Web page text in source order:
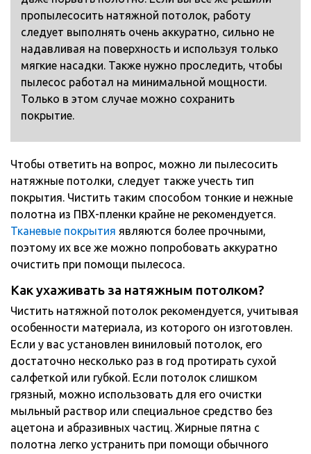
пропылесосить натяжной потолок, работу
следует выполнять очень аккуратно, сильно не
надавливая на поверхность и используя только
мягкие насадки. Также нужно проследить, чтобы
пылесос работал на минимальной мощности.
Только в этом случае можно сохранить
покрытие.
Чтобы ответить на вопрос, можно ли пылесосить
натяжные потолки, следует также учесть тип
покрытия. Чистить таким способом тонкие и нежные
полотна из ПВХ-пленки крайне не рекомендуется.
Тканевые покрытия являются более прочными,
поэтому их все же можно попробовать аккуратно
очистить при помощи пылесоса.
Как ухаживать за натяжным потолком?
Чистить натяжной потолок рекомендуется, учитывая
особенности материала, из которого он изготовлен.
Если у вас установлен виниловый потолок, его
достаточно несколько раз в год протирать сухой
салфеткой или губкой. Если потолок слишком
грязный, можно использовать для его очистки
мыльный раствор или специальное средство без
ацетона и абразивных частиц. Жирные пятна с
полотна легко устранить при помощи обычного